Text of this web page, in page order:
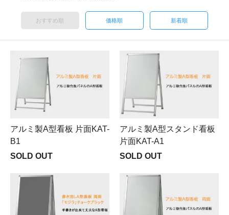
おすすめ順 価格順 新着順
アルミ製A型看板 片面KAT-
B1
SOLD OUT
アルミ製A型スタンド看板
片面KAT-A1
SOLD OUT